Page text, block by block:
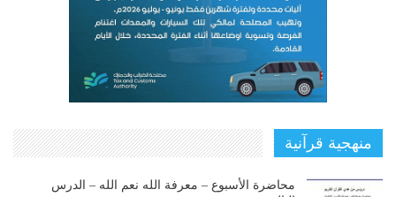
منهجية قرآنية
محاضرة الأسبوع – معرفة الله نعم الله – الدرس